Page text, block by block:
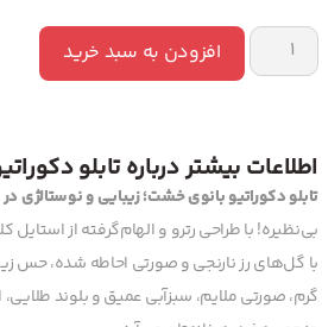
افزودن به سبد خرید
اطلاعات بیشتر درباره تابلو
تابلو دکوراتیو بانوی خشت؛ زیبایی و نوستالژی
بی‌نظیره! با طراحی رترو و الهام‌گرفته از
با گل‌های رز نارنجی و صورتی احاطه شده، حس
گرم، صورتی ملایم، سبزآبی عمیق و بلوند طلایی،